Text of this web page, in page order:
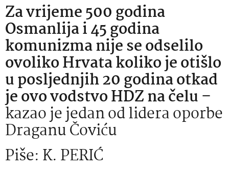
Za vrijeme 500 godina
Osmanlija i 45 godina
komunizma nije se odselilo
ovoliko Hrvata koliko je otišlo
u posljednjih 20 godina otkad
je ovo vodstvo HDZ na čelu–
kazao je jedan od lidera oporbe
Draganu Čoviću
Piše: K. PERIĆ